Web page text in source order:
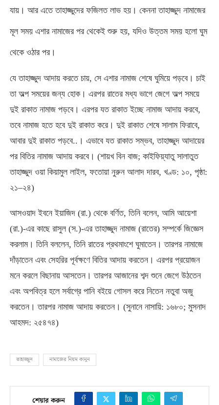
যায়। আর এতে তাহাজ্জুদের ফজিলত লাভ হয়। কেননা তাহাজ্জুদ নামাজের
মূল সময় এশার নামাজের পর থেকেই শুরু হয়, যদিও উত্তম সময় হলো ঘুম
থেকে ওঠার পর।
যে তাহাজ্জুদ আদায় করতে চায়, সে এশার নামাজ শেষে ঘুমিয়ে পড়বে। চাই
তা অল্প সময়ের জন্য হোক। এরপর রাতের মধ্য ভাগে জেগে অল্প সময়ে
দুই রাকাত নামাজ পড়বে। এরপর যত রাকাত ইচ্ছে নামাজ আদায় করবে,
তবে নামাজ হতে হবে দুই রাকাত করে। দুই রাকাত শেষে সালাম ফিরাবে,
আবার দুই রাকাত পড়বে.. । এভাবে যত রাকাত সম্ভব,তাহাজ্জুদ আদায়ের
পর বিতির নামাজ আদায় করবে। (শায়খ বিন বাজ; কাইফিয়্যাতু সালাতুত
তাহাজ্জুদ ওয়া কিয়ামুল লাইল, ফতোয়া নুরুন আলাদ দারব, খণ্ড: ১০, পৃষ্ঠা:
২১–২৪)
আসওয়াদ ইবনে ইয়াজিদ (রা.) থেকে বর্ণিত, তিনি বলেন, আমি আয়েশা
(রা.)-এর কাছে রাসুল (স.)-এর তাহাজ্জুদ নামাজ (রাতের) সম্পর্কে জিজ্ঞেস
করলাম। তিনি বললেন, তিনি রাতের প্রথমাংশে ঘুমাতেন। তারপর নামাজে
দাঁড়াতেন এবং সেহরির পূর্বক্ষণে বিতির আদায় করতেন। এরপর প্রয়োজন
মনে করলে বিছানায় আসতেন। তারপর আজানের শব্দ শুনে জেগে উঠতেন
এবং অপবিত্র হলে সর্বাগ্রে পানি বইয়ে গোসল করে নিতেন নতুবা অজু
করতেন। তারপর নামাজ আদায় করতেন। (সুনানে নাসায়ি: ১৬৮০; মুসনাদ
আহমদ: ২৫৪৭৪)
তাহাজ্জুদ নামাজের নিয়ম কানুন
শেয়ার করুন